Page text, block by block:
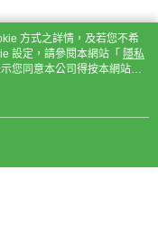
方式之詳情，及若您不希
設定，請參閱本網站「 隱私
您同意本公司得按本網站使